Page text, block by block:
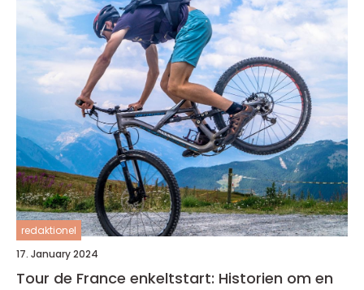
redaktionel
17. January 2024
Tour de France enkeltstart: Historien om en